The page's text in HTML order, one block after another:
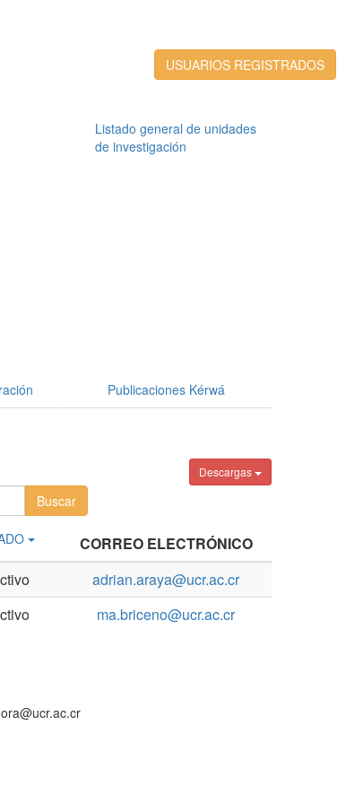
USUARIOS REGISTRADOS
Listado general de unidades
de investigación
Publicaciones Kérwá
Descargas
CORREO ELECTRÓNICO
adrian.araya@ucr.ac.cr
ma.briceno@ucr.ac.cr